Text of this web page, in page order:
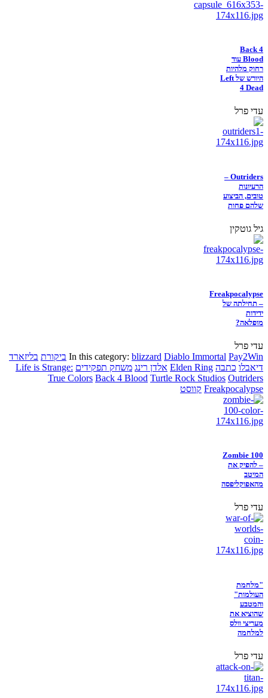
Back 4
Blood עוד
רחוק מלהיות
היורש של Left
4 Dead
עדי פרל
Outriders –
הרעיונות
טובים, הביצוע
שלהם פחות
גיל גוטקין
Freakpocalypse
– תחילתה של
ידידות
מופלאה?
עדי פרל
In this category: blizzard Diablo Immortal Pay2Win ביקורת בליזארד
דיאבלו כתבה Elden Ring אלדן רינג משחק תפקידים Life is Strange:
True Colors Back 4 Blood Turtle Rock Studios Outriders
Freakpocalypse קווסט
Zombie 100
– להפיק את
המיטב
מהאפוקליפסה
עדי פרל
"מלחמת
העולמות"
והמטבע
שהוציא את
מעריצי וולס
למלחמה
עדי פרל